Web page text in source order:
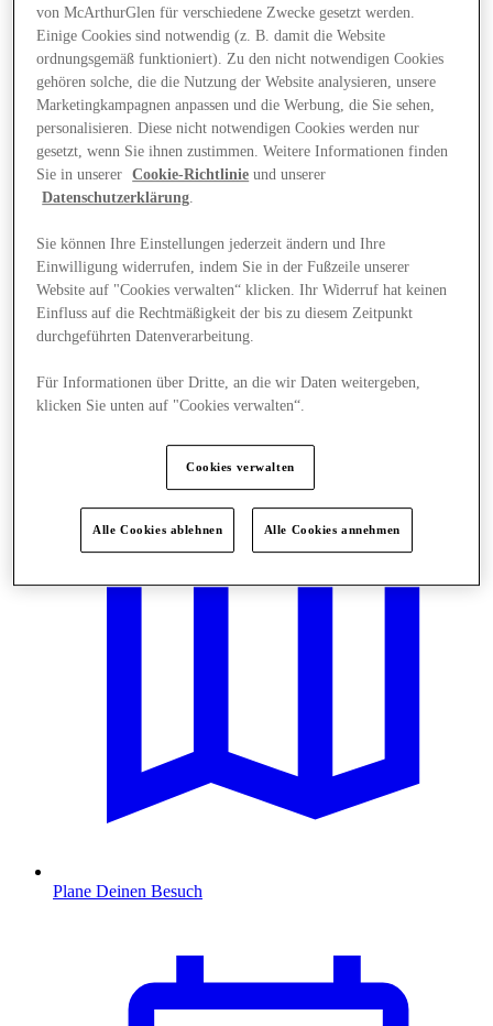
Plane Deinen Besuch
von McArthurGlen für verschiedene Zwecke gesetzt werden.
Einige Cookies sind notwendig (z. B. damit die Website
ordnungsgemäß funktioniert). Zu den nicht notwendigen Cookies
gehören solche, die die Nutzung der Website analysieren, unsere
Marketingkampagnen anpassen und die Werbung, die Sie sehen,
personalisieren. Diese nicht notwendigen Cookies werden nur
gesetzt, wenn Sie ihnen zustimmen. Weitere Informationen finden
Sie in unserer
Cookie-Richtlinie und unserer
Datenschutzerklärung.
Sie können Ihre Einstellungen jederzeit ändern und Ihre
Einwilligung widerrufen, indem Sie in der Fußzeile unserer
Website auf "Cookies verwalten“ klicken. Ihr Widerruf hat keinen
Einfluss auf die Rechtmäßigkeit der bis zu diesem Zeitpunkt
durchgeführten Datenverarbeitung.
Für Informationen über Dritte, an die wir Daten weitergeben,
klicken Sie unten auf "Cookies verwalten“.
Cookies verwalten
Alle Cookies ablehnen Alle Cookies annehmen